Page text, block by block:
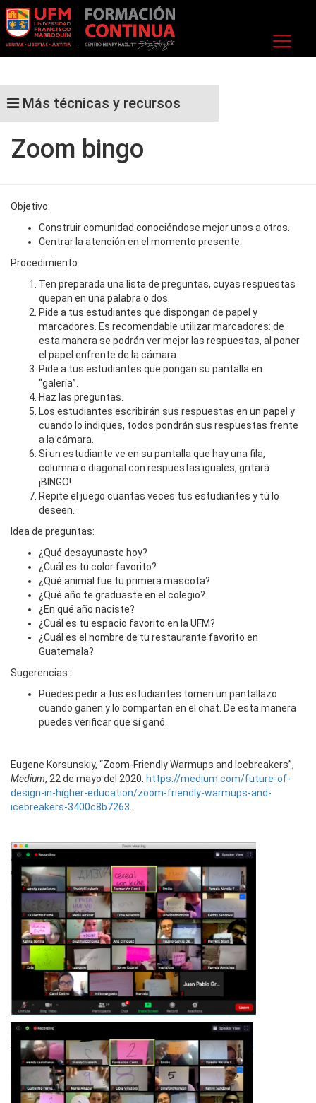
Más técnicas y recursos
Zoom bingo
Objetivo:
Construir comunidad conociéndose mejor unos a otros.
Centrar la atención en el momento presente.
Procedimiento:
Ten preparada una lista de preguntas, cuyas respuestas
quepan en una palabra o dos.
Pide a tus estudiantes que dispongan de papel y
marcadores. Es recomendable utilizar marcadores: de
esta manera se podrán ver mejor las respuestas, al poner
el papel enfrente de la cámara.
Pide a tus estudiantes que pongan su pantalla en
“galería”.
Haz las preguntas.
Los estudiantes escribirán sus respuestas en un papel y
cuando lo indiques, todos pondrán sus respuestas frente
a la cámara.
Si un estudiante ve en su pantalla que hay una fila,
columna o diagonal con respuestas iguales, gritará
¡BINGO!
Repite el juego cuantas veces tus estudiantes y tú lo
deseen.
Idea de preguntas:
¿Qué desayunaste hoy?
¿Cuál es tu color favorito?
¿Qué animal fue tu primera mascota?
¿Qué año te graduaste en el colegio?
¿En qué año naciste?
¿Cuál es tu espacio favorito en la UFM?
¿Cuál es el nombre de tu restaurante favorito en
Guatemala?
Sugerencias:
Puedes pedir a tus estudiantes tomen un pantallazo
cuando ganen y lo compartan en el chat. De esta manera
puedes verificar que sí ganó.
Eugene Korsunskiy, “Zoom-Friendly Warmups and Icebreakers”,
Medium, 22 de mayo del 2020. https://medium.com/future-of-
design-in-higher-education/zoom-friendly-warmups-and-
icebreakers-3400c8b7263